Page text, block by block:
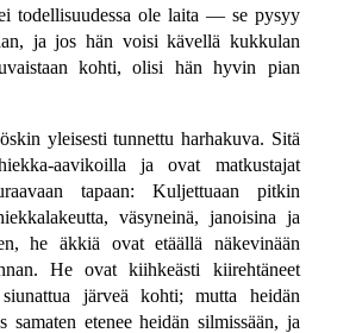
todellisuudessa ole laita — se pysyy
ja jos hän voisi kävellä kukkulan
kohti, olisi hän hyvin pian
yleisesti tunnettu harhakuva. Sitä
aavikoilla ja ovat matkustajat
tapaan: Kuljettuaan pitkin
väsyneinä, janoisina ja
he äkkiä ovat etäällä näkevinään
He ovat kiihkeästi kiirehtäneet
järveä kohti; mutta heidän
samaten etenee heidän silmissään, ja